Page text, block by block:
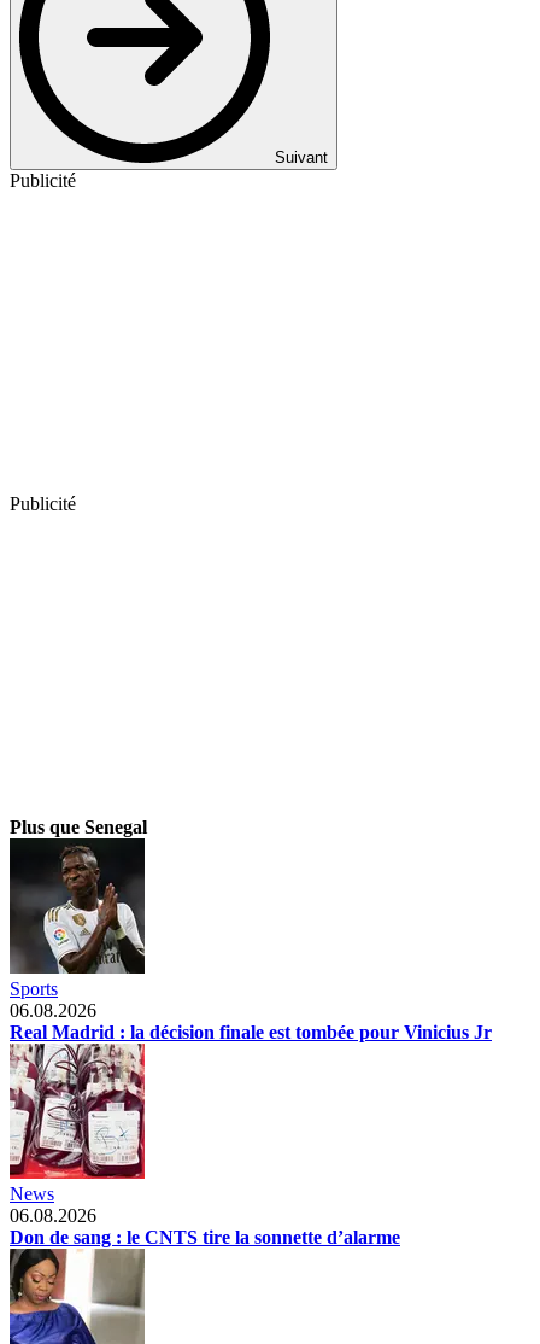
Suivant
Publicité
Publicité
Plus que Senegal
Sports
06.08.2026
Real Madrid : la décision finale est tombée pour Vinicius Jr
News
06.08.2026
Don de sang : le CNTS tire la sonnette d’alarme